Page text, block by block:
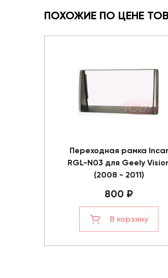
ПОХОЖИЕ ПО ЦЕНЕ
Переходная рамка Incar
RGL-N03 для Geely
(2008 - 2011)
800 ₽
В корзину